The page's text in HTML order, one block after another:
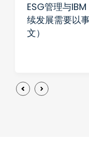
ESG管理与
续发展需要以
文）